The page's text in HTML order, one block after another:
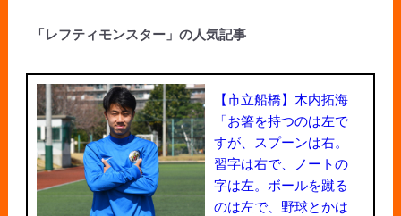
「レフティモンスター」の人気記事
【市立船橋】木内拓海
「お箸を持つのは左で
すが、スプーンは右。
習字は右で、ノートの
字は左。ボールを蹴る
のは左で、野球とかは